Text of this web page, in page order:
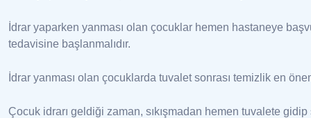
İdrar yaparken yanması olan çocuklar hemen hastaneye
tedavisine başlanmalıdır.
İdrar yanması olan çocuklarda tuvalet sonrası temizlik en
Çocuk idrarı geldiği zaman, sıkışmadan hemen tuvalete